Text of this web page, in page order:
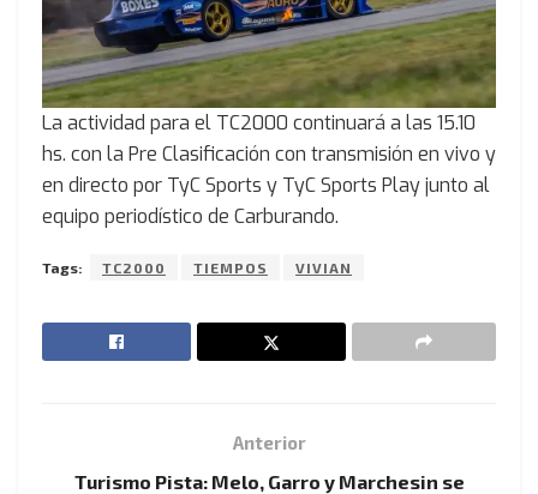
La actividad para el TC2000 continuará a las 15.10
hs. con la Pre Clasificación con transmisión en vivo y
en directo por TyC Sports y TyC Sports Play junto al
equipo periodístico de Carburando.
Tags: TC2000 TIEMPOS VIVIAN
Anterior
Turismo Pista: Melo, Garro y Marchesin se